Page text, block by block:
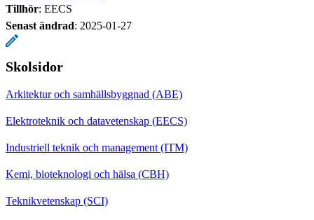
Tillhör: EECS
Senast ändrad: 2025-01-27
Skolsidor
Arkitektur och samhällsbyggnad (ABE)
Elektroteknik och datavetenskap (EECS)
Industriell teknik och management (ITM)
Kemi, bioteknologi och hälsa (CBH)
Teknikvetenskap (SCI)